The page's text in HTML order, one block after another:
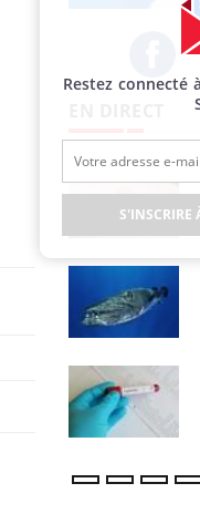
Facebook
Restez connecté
S'INSCRIRE